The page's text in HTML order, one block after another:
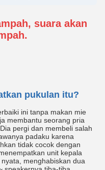
suara akan
pukulan itu?
ini tanpa makan mie
membantu seorang pria
pergi dan membeli salah
padaku karena
tidak cocok dengan
unit kepala
menghabiskan dua